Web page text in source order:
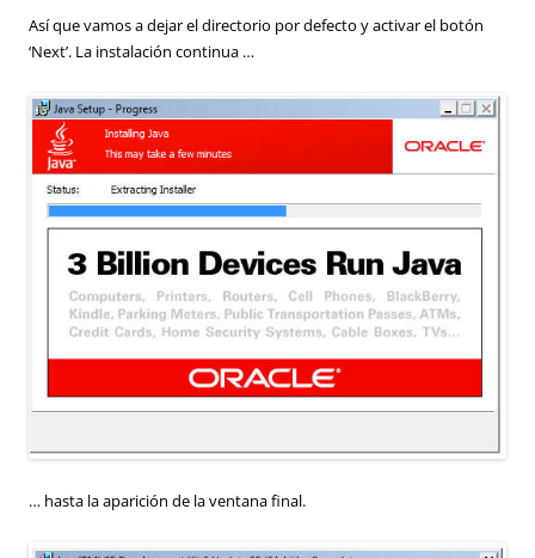
Así que vamos a dejar el directorio por defecto y activar el botón
‘Next’. La instalación continua …
… hasta la aparición de la ventana final.